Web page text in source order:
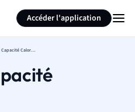
Accéder l'application
Entropie et Capacité Calorifique
Résumer la page